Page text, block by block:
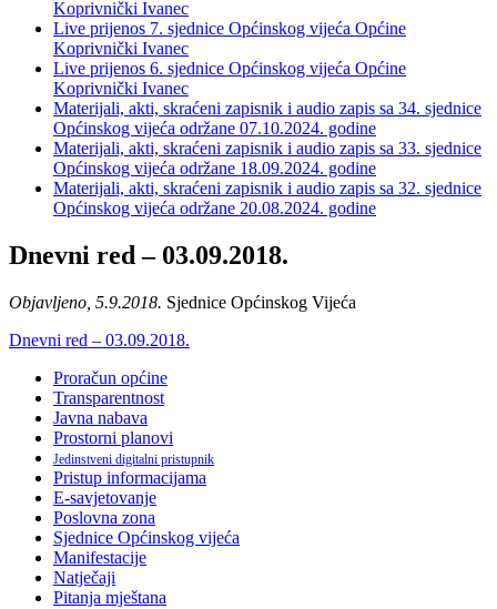
Koprivnički Ivanec
Live prijenos 7. sjednice Općinskog vijeća Općine
Koprivnički Ivanec
Live prijenos 6. sjednice Općinskog vijeća Općine
Koprivnički Ivanec
Materijali, akti, skraćeni zapisnik i audio zapis sa 34. sjednice
Općinskog vijeća održane 07.10.2024. godine
Materijali, akti, skraćeni zapisnik i audio zapis sa 33. sjednice
Općinskog vijeća održane 18.09.2024. godine
Materijali, akti, skraćeni zapisnik i audio zapis sa 32. sjednice
Općinskog vijeća održane 20.08.2024. godine
Dnevni red – 03.09.2018.
Objavljeno, 5.9.2018. Sjednice Općinskog Vijeća
Dnevni red – 03.09.2018.
Proračun općine
Transparentnost
Javna nabava
Prostorni planovi
Jedinstveni digitalni pristupnik
Pristup informacijama
E-savjetovanje
Poslovna zona
Sjednice Općinskog vijeća
Manifestacije
Natječaji
Pitanja mještana